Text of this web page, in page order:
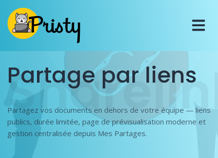
Partage par liens
Partagez vos documents en dehors de votre équipe — liens
publics, durée limitée, page de prévisualisation moderne et
gestion centralisée depuis Mes Partages.